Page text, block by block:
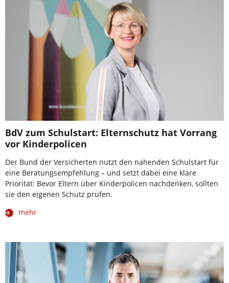
BdV zum Schulstart: Elternschutz hat Vorrang
vor Kinderpolicen
Der Bund der Versicherten nutzt den nahenden Schulstart für
eine Beratungsempfehlung – und setzt dabei eine klare
Priorität: Bevor Eltern über Kinderpolicen nachdenken, sollten
sie den eigenen Schutz prüfen.
mehr